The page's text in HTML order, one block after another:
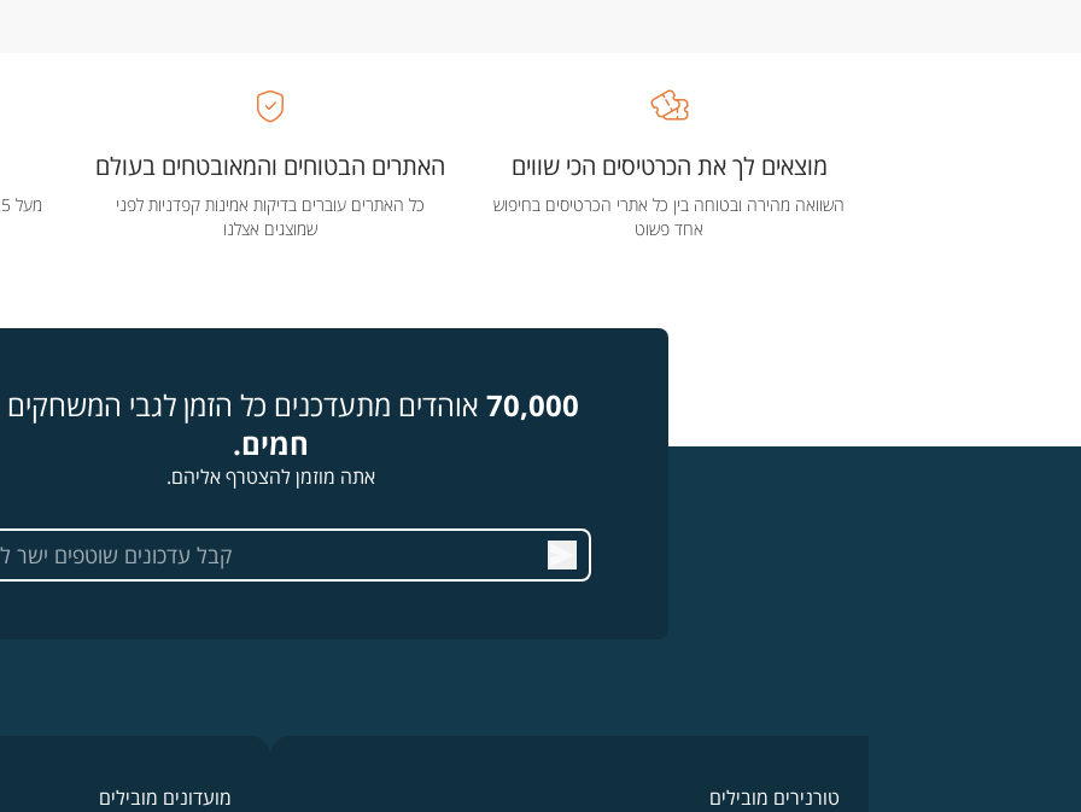
האתרים הבטוחים והמאובטחים בעולם
כל האתרים עוברים בדיקות אמינות קפדניות לפני
שמוצגים אצלנו
מוצאים לך את הכרטיסים הכי שווים
השוואה מהירה ובטוחה בין כל אתרי הכרטיסים בחיפוש
אחד פשוט
70,000 אוהדים מתעדכנים כל הזמן לגבי המשחקים
חמים.
אתה מוזמן להצטרף אליהם.
טורנירים מובילים מועדונים מובילים